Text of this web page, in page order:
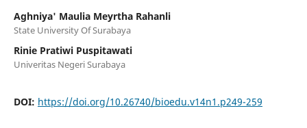
Aghniya' Maulia Meyrtha Rahanli
State University Of Surabaya
Rinie Pratiwi Puspitawati
Univeritas Negeri Surabaya
DOI: https://doi.org/10.26740/bioedu.v14n1.p249-259